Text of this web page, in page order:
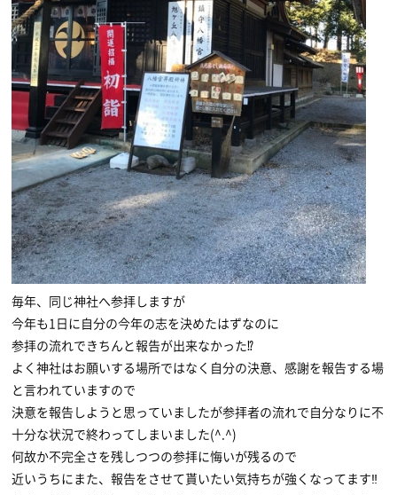
毎年、同じ神社へ参拝しますが
今年も1日に自分の今年の志を決めたはずなのに
参拝の流れできちんと報告が出来なかった⁉
よく神社はお願いする場所ではなく自分の決意、感謝を報告する場
と言われていますので
決意を報告しようと思っていましたが参拝者の流れで自分なりに不
十分な状況で終わってしまいました(^.^)
何故か不完全さを残しつつの参拝に悔いが残るので
近いうちにまた、報告をさせて貰いたい気持ちが強くなってます‼